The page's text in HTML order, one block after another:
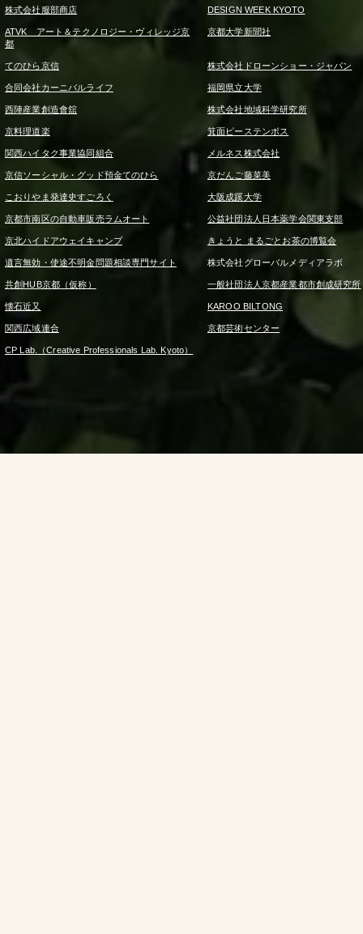
株式会社服部商店 DESIGN WEEK KYOTO
ATVK アート＆テクノロジー・ヴィレッジ京
都
京都大学新聞社
てのひら京信 株式会社ドローンショー・ジャパン
合同会社カーニバルライフ 福岡県立大学
西陣産業創造會舘 株式会社地域科学研究所
京料理道楽 箕面ピーステンボス
関西ハイタク事業協同組合 メルネス株式会社
京信ソーシャル・グッド預金てのひら 京だんご藤菜美
こおりやま発達史すごろく 大阪成蹊大学
京都市南区の自動車販売ラムオート 公益社団法人日本薬学会関東支部
京北ハイドアウェイキャンプ きょうと まるごとお茶の博覧会
遺言無効・使途不明金問題相談専門サイト 株式会社グローバルメディアラボ
共創HUB京都（仮称） 一般社団法人京都産業都市創成研究所
懐石近又 KAROO BILTONG
関西広域連合 京都芸術センター
CP Lab.（Creative Professionals Lab. Kyoto）